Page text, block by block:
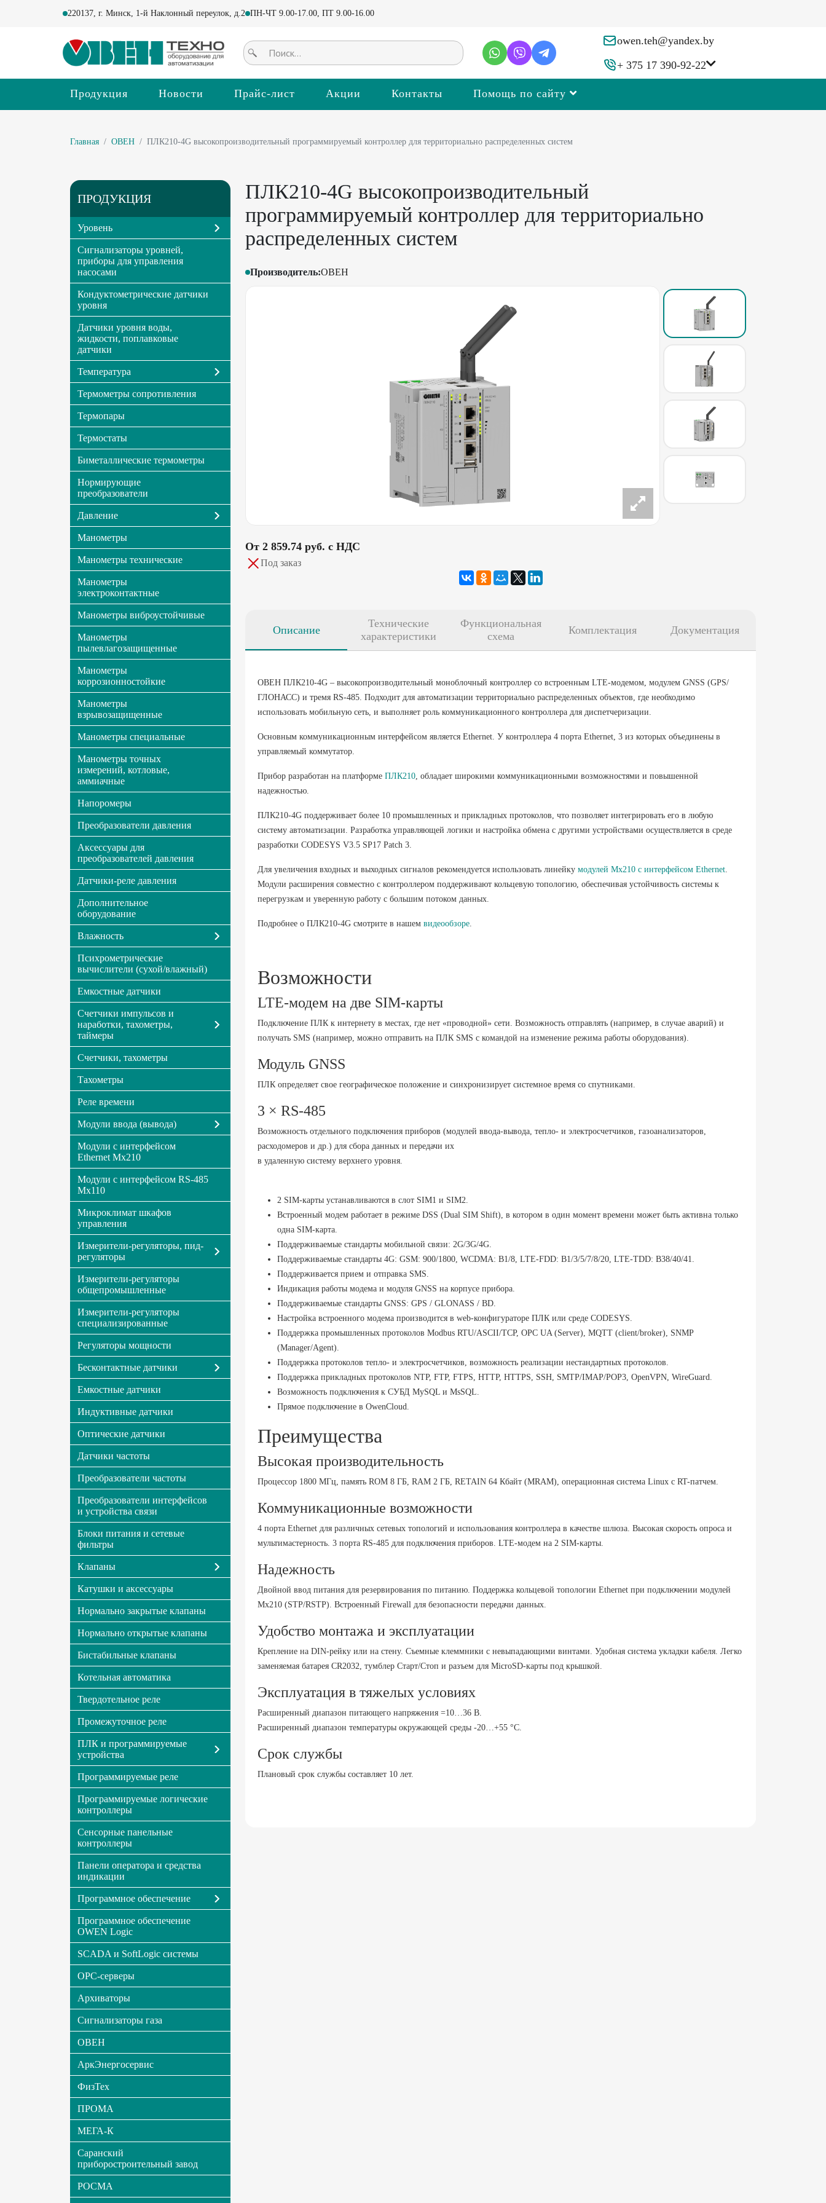
220137, г. Минск, 1-й Наклонный переулок, д.2 ПН-ЧТ 9.00-17.00, ПТ 9.00-16.00
owen.teh@yandex.by
+ 375 17 390-92-22
Продукция Новости Прайс-лист Акции Контакты Помощь по сайту
Главная ОВЕН ПЛК210-4G высокопроизводительный программируемый контроллер для территориально распределенных систем
ПРОДУКЦИЯ
Уровень
Сигнализаторы уровней,
приборы для управления
насосами
Кондуктометрические датчики
уровня
Датчики уровня воды,
жидкости, поплавковые
датчики
Температура
Термометры сопротивления
Термопары
Термостаты
Биметаллические термометры
Нормирующие
преобразователи
Давление
Манометры
Манометры технические
Манометры
электроконтактные
Манометры виброустойчивые
Манометры
пылевлагозащищенные
Манометры
коррозионностойкие
Манометры
взрывозащищенные
Манометры специальные
Манометры точных
измерений, котловые,
аммиачные
Напоромеры
Преобразователи давления
Аксессуары для
преобразователей давления
Датчики-реле давления
Дополнительное
оборудование
Влажность
Психрометрические
вычислители (сухой/влажный)
Емкостные датчики
Счетчики импульсов и
наработки, тахометры,
таймеры
Счетчики, тахометры
Тахометры
Реле времени
Модули ввода (вывода)
Модули с интерфейсом
Ethernet Мх210
Модули с интерфейсом RS-485
Мх110
Микроклимат шкафов
управления
Измерители-регуляторы, пид-
регуляторы
Измерители-регуляторы
общепромышленные
Измерители-регуляторы
специализированные
Регуляторы мощности
Бесконтактные датчики
Емкостные датчики
Индуктивные датчики
Оптические датчики
Датчики частоты
Преобразователи частоты
Преобразователи интерфейсов
и устройства связи
Блоки питания и сетевые
фильтры
Клапаны
Катушки и аксессуары
Нормально закрытые клапаны
Нормально открытые клапаны
Бистабильные клапаны
Котельная автоматика
Твердотельное реле
Промежуточное реле
ПЛК и программируемые
устройства
Программируемые реле
Программируемые логические
контроллеры
Сенсорные панельные
контроллеры
Панели оператора и средства
индикации
Программное обеспечение
Программное обеспечение
OWEN Logic
SCADA и SoftLogic системы
OPC-серверы
Архиваторы
Сигнализаторы газа
ОВЕН
АркЭнергосервис
ФизТех
ПРОМА
МЕГА-К
Саранский
приборостроительный завод
РОСМА
ПЛК210-4G высокопроизводительный
программируемый контроллер для территориально
распределенных систем
Производитель:ОВЕН
От 2 859.74 pуб. с НДС
Под заказ
Описание
Технические
характеристики
Функциональная
схема
Комплектация Документация
ОВЕН ПЛК210-4G – высокопроизводительный моноблочный контроллер со встроенным LTE-модемом, модулем GNSS (GPS/
ГЛОНАСС) и тремя RS-485. Подходит для автоматизации территориально распределенных объектов, где необходимо
использовать мобильную сеть, и выполняет роль коммуникационного контроллера для диспетчеризации.
Основным коммуникационным интерфейсом является Ethernet. У контроллера 4 порта Ethernet, 3 из которых объединены в
управляемый коммутатор.
Прибор разработан на платформе ПЛК210, обладает широкими коммуникационными возможностями и повышенной
надежностью.
ПЛК210-4G поддерживает более 10 промышленных и прикладных протоколов, что позволяет интегрировать его в любую
систему автоматизации. Разработка управляющей логики и настройка обмена с другими устройствами осуществляется в среде
разработки CODESYS V3.5 SP17 Patch 3.
Для увеличения входных и выходных сигналов рекомендуется использовать линейку модулей Мх210 с интерфейсом Ethernet.
Модули расширения совместно с контроллером поддерживают кольцевую топологию, обеспечивая устойчивость системы к
перегрузкам и уверенную работу с большим потоком данных.
Подробнее о ПЛК210-4G смотрите в нашем видеообзоре.
Возможности
LTE-модем на две SIM-карты
Подключение ПЛК к интернету в местах, где нет «проводной» сети. Возможность отправлять (например, в случае аварий) и
получать SMS (например, можно отправить на ПЛК SMS с командой на изменение режима работы оборудования).
Модуль GNSS
ПЛК определяет свое географическое положение и синхронизирует системное время со спутниками.
3 × RS-485
Возможность отдельного подключения приборов (модулей ввода-вывода, тепло- и электросчетчиков, газоанализаторов,
расходомеров и др.) для сбора данных и передачи их
в удаленную систему верхнего уровня.
2 SIM-карты устанавливаются в слот SIM1 и SIM2.
Встроенный модем работает в режиме DSS (Dual SIM Shift), в котором в один момент времени может быть активна только
одна SIM-карта.
Поддерживаемые стандарты мобильной связи: 2G/3G/4G.
Поддерживаемые стандарты 4G: GSM: 900/1800, WCDMA: B1/8, LTE-FDD: B1/3/5/7/8/20, LTE-TDD: B38/40/41.
Поддерживается прием и отправка SMS.
Индикация работы модема и модуля GNSS на корпусе прибора.
Поддерживаемые стандарты GNSS: GPS / GLONASS / BD.
Настройка встроенного модема производится в web-конфигураторе ПЛК или среде CODESYS.
Поддержка промышленных протоколов Modbus RTU/ASCII/TCP, OPC UA (Server), MQTT (client/broker), SNMP
(Manager/Agent).
Поддержка протоколов тепло- и электросчетчиков, возможность реализации нестандартных протоколов.
Поддержка прикладных протоколов NTP, FTP, FTPS, HTTP, HTTPS, SSH, SMTP/IMAP/POP3, OpenVPN, WireGuard.
Возможность подключения к СУБД MySQL и MsSQL.
Прямое подключение в OwenCloud.
Преимущества
Высокая производительность
Процессор 1800 МГц, память ROM 8 ГБ, RAM 2 ГБ, RETAIN 64 Кбайт (MRAM), операционная система Linux с RT-патчем.
Коммуникационные возможности
4 порта Ethernet для различных сетевых топологий и использования контроллера в качестве шлюза. Высокая скорость опроса и
мультимастерность. 3 порта RS-485 для подключения приборов. LTE-модем на 2 SIM-карты.
Надежность
Двойной ввод питания для резервирования по питанию. Поддержка кольцевой топологии Ethernet при подключении модулей
Мх210 (STP/RSTP). Встроенный Firewall для безопасности передачи данных.
Удобство монтажа и эксплуатации
Крепление на DIN-рейку или на стену. Съемные клеммники с невыпадающими винтами. Удобная система укладки кабеля. Легко
заменяемая батарея CR2032, тумблер Старт/Стоп и разъем для MicroSD-карты под крышкой.
Эксплуатация в тяжелых условиях
Расширенный диапазон питающего напряжения =10…36 В.
Расширенный диапазон температуры окружающей среды -20…+55 °С.
Срок службы
Плановый срок службы составляет 10 лет.